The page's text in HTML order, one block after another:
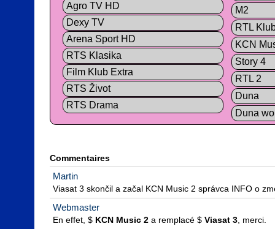
Agro TV HD
Dexy TV
Arena Sport HD
RTS Klasika
Film Klub Extra
RTS Život
RTS Drama
M2
RTL
KCN
Story 4
RTL 2
Duna
Duna
Commentaires
Martin
Viasat 3 skončil a začal KCN Music 2 správca INFO o
Webmaster
En effet, $ KCN Music 2 a remplacé $ Viasat 3 , merci.